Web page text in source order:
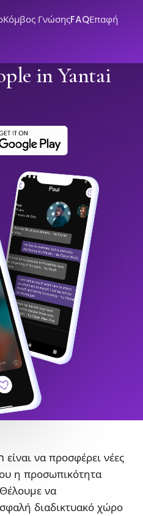
Κόμβος ΓνώσηςFAQΕπαφή
in Yantai
να προσφέρει νέες
η προσωπικότητα
να
διαδικτυακό χώρο